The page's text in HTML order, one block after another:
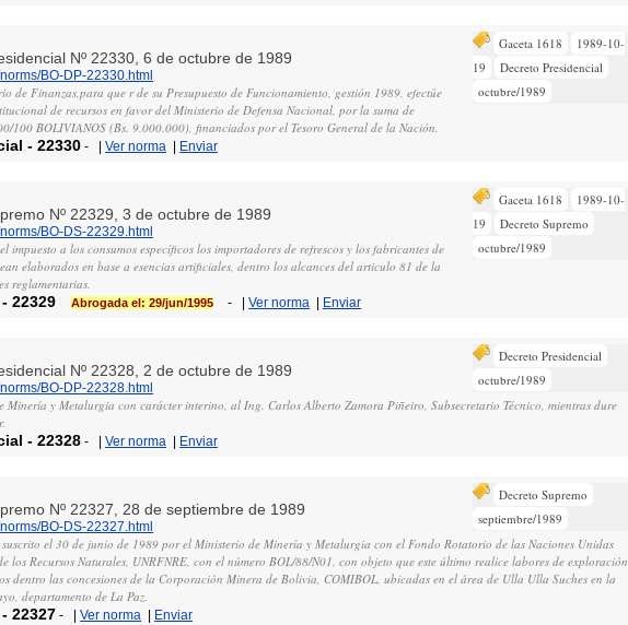
Gaceta 1618
1989-10-
19
Decreto Presidencial
octubre/1989
Nº 22330, 6 de octubre de 1989
BO-DP-22330.html
de Finanzas,para que r de su Presupuesto de Funcionamiento, gestión 1989, efectúe
de recursos en favor del Ministerio de Defensa Nacional, por la suma de
100 BOLIVIANOS (Bs. 9.000.000), financiados por el Tesoro General de la Nación.
-22330 - |Ver norma Enviar
Gaceta 1618
1989-10-
19
Decreto Supremo
octubre/1989
Nº 22329, 3 de octubre de 1989
BO-DS-22329.html
impuesto a los consumos específicos los importadores de refrescos y los fabricantes de
elaborados en base a esencias artificiales, dentro los alcances del articulo 81 de la
reglamentarias.
-22329 Abrogada el: 29/jun/1995 - |Ver norma Enviar
Decreto Presidencial
octubre/1989
Nº 22328, 2 de octubre de 1989
BO-DP-22328.html
Minería y Metalurgia con carácter interino, al Ing. Carlos Alberto Zamora Piñeiro, Subsecretario Técnico, mientras dure
-22328 - |Ver norma Enviar
Decreto Supremo
septiembre/1989
Nº 22327, 28 de septiembre de 1989
BO-DS-22327.html
el 30 de junio de 1989 por el Ministerio de Minería y Metalurgia con el Fondo Rotatorio de las Naciones Unidas
los Recursos Naturales, UNRFNRE, con el número BOL/88/N01, con objeto que este último realice labores de exploración
dentro las concesiones de la Corporación Minera de Bolivia, COMIBOL, ubicadas en el área de Ulla Ulla Suches en la
departamento de La Paz.
-22327 - |Ver norma Enviar